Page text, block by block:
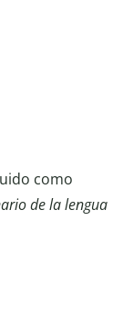
como
de la lengua